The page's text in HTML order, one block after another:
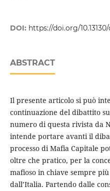
DOI: https://doi.org/
ABSTRACT
Il presente articolo si può
continuazione del dibattito
numero di questa rivista da
intende portare avanti il
processo di Mafia Capitale
oltre che pratico, per la
mafioso in chiave sempre
dall’Italia. Partendo dalle